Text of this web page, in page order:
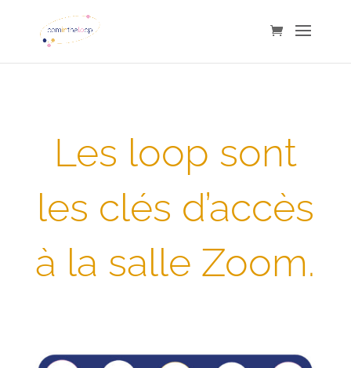
Les loop sont
les clés d’accès
à la salle Zoom.